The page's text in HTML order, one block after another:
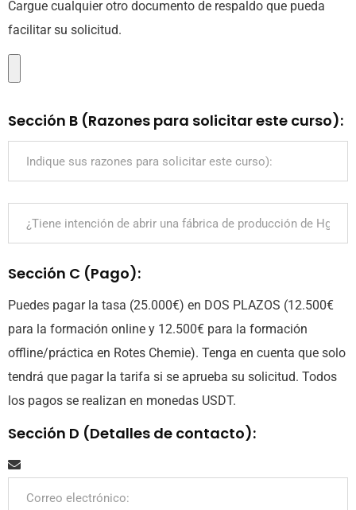
Cargue cualquier otro documento de respaldo que pueda
facilitar su solicitud.
Sección B (Razones para solicitar este curso):
Sección C (Pago):
Puedes pagar la tasa (25.000€) en DOS PLAZOS (12.500€
para la formación online y 12.500€ para la formación
offline/práctica en Rotes Chemie). Tenga en cuenta que solo
tendrá que pagar la tarifa si se aprueba su solicitud. Todos
los pagos se realizan en monedas USDT.
Sección D (Detalles de contacto):